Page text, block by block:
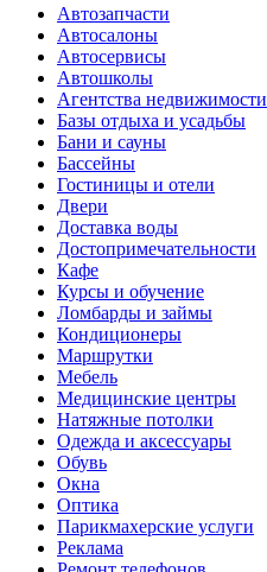
Автозапчасти
Автосалоны
Автосервисы
Автошколы
Агентства недвижимости
Базы отдыха и усадьбы
Бани и сауны
Бассейны
Гостиницы и отели
Двери
Доставка воды
Достопримечательности
Кафе
Курсы и обучение
Ломбарды и займы
Кондиционеры
Маршрутки
Мебель
Медицинские центры
Натяжные потолки
Одежда и аксессуары
Обувь
Окна
Оптика
Парикмахерские услуги
Реклама